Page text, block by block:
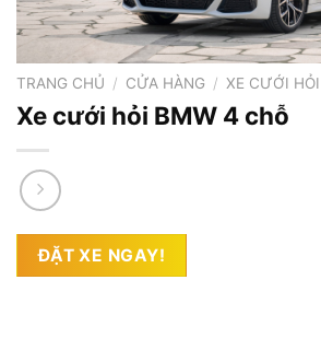
TRANG CHỦ / CỬA HÀNG / XE CƯỚI HỎI
Xe cưới hỏi BMW 4 chỗ
ĐẶT XE NGAY!